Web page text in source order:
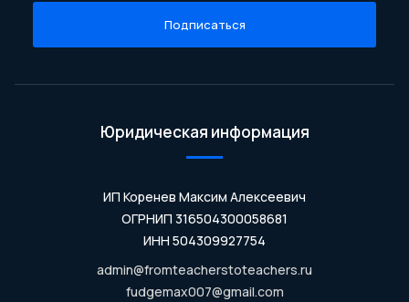
Подписаться
Юридическая информация
ИП Коренев Максим Алексеевич
ОГРНИП 316504300058681
ИНН 504309927754
admin@fromteacherstoteachers.ru
fudgemax007@gmail.com